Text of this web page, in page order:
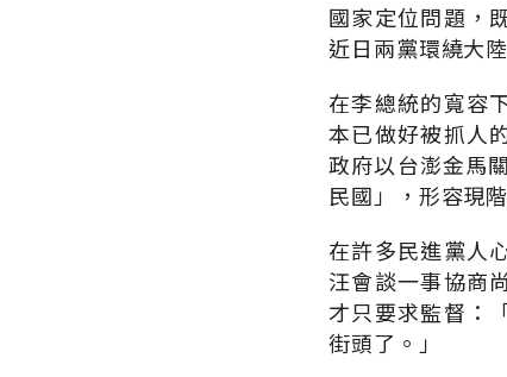
國家定位問題，
近日兩黨環繞大
在李總統的寬容
本已做好被抓人
政府以台澎金馬
民國」，形容現
在許多民進黨人
汪會談一事協商
才只要求監督：
街頭了。」